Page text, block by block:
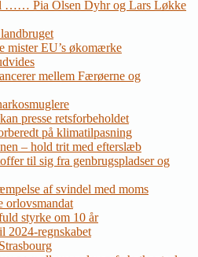
…… Pia Olsen Dyhr og Lars Løkke
mister EU’s økomærke
mellem Færøerne og
presse retsforbeholdet
på klimatilpasning
– hold trit med efterslæb
til sig fra genbrugspladser og
af svindel med moms
orlovsmandat
styrke om 10 år
2024-regnskabet